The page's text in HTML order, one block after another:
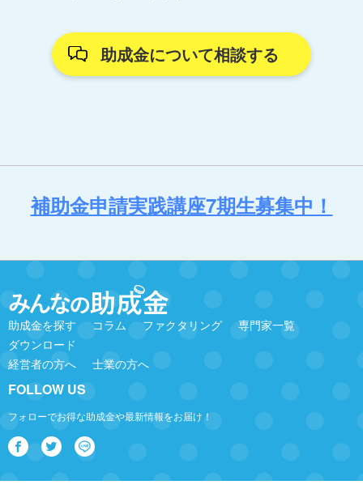
助成金について相談する
補助金申請実践講座7期生募集中！
助成金を探す コラム ファクタリング
専門家一覧
ダウンロード
経営者の方へ
士業の方へ
FOLLOW US
フォローでお得な助成金や最新情報をお届け！